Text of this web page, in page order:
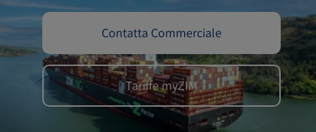
Contatta Commerciale
Tariffe myZIM